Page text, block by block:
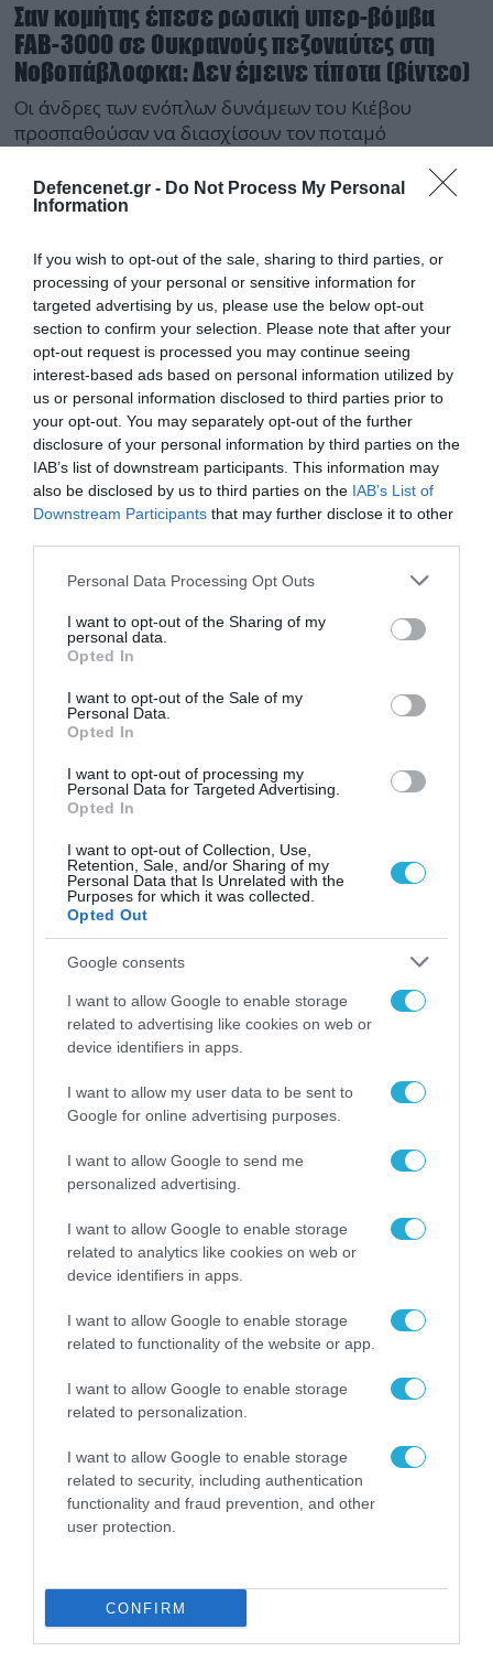
Defencenet.gr - Do Not Process My Personal
Information
If you wish to opt-out of the sale, sharing to third parties, or
processing of your personal or sensitive information for
targeted advertising by us, please use the below opt-out
section to confirm your selection. Please note that after your
opt-out request is processed you may continue seeing
interest-based ads based on personal information utilized by
us or personal information disclosed to third parties prior to
your opt-out. You may separately opt-out of the further
disclosure of your personal information by third parties on the
IAB’s list of downstream participants. This information may
also be disclosed by us to third parties on the IAB’s List of
Downstream Participants that may further disclose it to other
Please note that this website/app uses one or more Google
not limited to your visit or usage behaviour. You may click to
grant or deny consent to Google and its third-party tags to
use your data for below specified purposes in below Google
consent section.
Personal Data Processing Opt Outs
I want to opt-out of the Sharing of my
personal data.
Opted In
I want to opt-out of the Sale of my
Personal Data.
Opted In
I want to opt-out of processing my
Personal Data for Targeted Advertising.
Opted In
I want to opt-out of Collection, Use,
Retention, Sale, and/or Sharing of my
Personal Data that Is Unrelated with the
Purposes for which it was collected.
Opted Out
Google consents
I want to allow Google to enable storage
related to advertising like cookies on web or
device identifiers in apps.
I want to allow my user data to be sent to
Google for online advertising purposes.
I want to allow Google to send me
personalized advertising.
I want to allow Google to enable storage
related to analytics like cookies on web or
device identifiers in apps.
I want to allow Google to enable storage
related to functionality of the website or app.
I want to allow Google to enable storage
related to personalization.
I want to allow Google to enable storage
related to security, including authentication
functionality and fraud prevention, and other
user protection.
CONFIRM
Σαν κομήτης έπεσε ρωσική υπερ-βόμβα
FAB-3000 σε Ουκρανούς πεζοναύτες στη
Νοβοπάβλοφκα: Δεν έμεινε τίποτα (βίντεο)
Οι άνδρες των ενόπλων δυνάμεων του Κιέβου
προσπαθούσαν να διασχίσουν τον ποταμό
Ουκρανοί πεζοναύτες εντοπίζουν και
εξοντώνουν Ρώσους καταδρομείς του 810ου
Συντάγματος σε ποταμό του Σούμι (βίντεο)
Τα πλήγματα σημειώθηκαν με τη χρήση FPV
χτυπήσουν Ρώσους στρατιώτες αλλά
εξοντώθηκαν όλοι τους (βίντεο)
Σύμφωνα με πληροφορίες, ήταν μέλη του 505ου
Συντάγματος Πεζοναυτών των AFU
Νταν Κέιν: Ο κορυφαίος
Στρατηγός προειδοποίησε – «Θα